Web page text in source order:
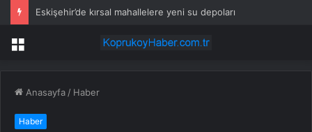
Eskişehir’de kırsal mahallelere yeni su depoları
Menü
Anasayfa / Haber
Haber